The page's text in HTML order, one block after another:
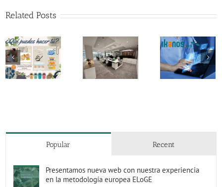
Related Posts
Cambiamos
de oficinas en
Participamos
en la
iniciativa
GAIA y
Popular Recent
Presentamos nueva web con nuestra experiencia
en la metodología europea ELoGE